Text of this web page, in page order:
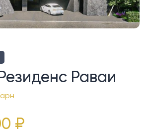
Раваи
₽